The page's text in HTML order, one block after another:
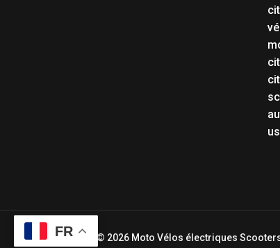
Copyright © 2026 Moto Vélos électriques
FR